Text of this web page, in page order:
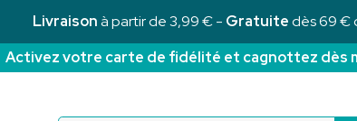
Livraisonà partir de 3,99 € - Gratuitedès 69 €
Activez votre carte de fidélité et cagnottez dès